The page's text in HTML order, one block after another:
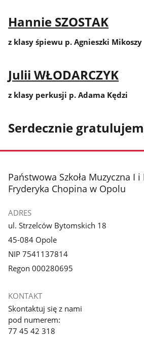
Hannie SZOSTAK
z klasy śpiewu p. Agnieszki Mikoszy
Julii WŁODARCZYK
z klasy perkusji p. Adama Kędzi
Serdecznie
stopka
Państwowa Szkoła Muzyczna I
Fryderyka Chopina w Opolu
ADRES
ul. Strzelców Bytomskich 18
45-084 Opole
NIP 7541137814
Regon 000280695
KONTAKT
Skontaktuj się z nami
pod numerem:
77 45 42 318